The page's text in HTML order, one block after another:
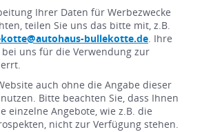
Ihrer Daten für Werbezwecke
teilen Sie uns das bitte mit, z.B.
bullekotte.de. Ihre
uns für die Verwendung zur
auch ohne die Angabe dieser
Bitte beachten Sie, dass Ihnen
einzelne Angebote, wie z.B. die
nicht zur Verfügung stehen.